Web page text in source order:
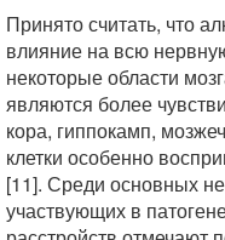
Принято считать, что
влияние на всю
некоторые области
являются более
кора, гиппокамп,
клетки особенно
[11]. Среди основных
участвующих в